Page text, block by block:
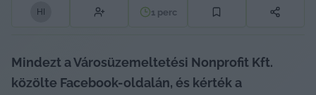
H 1 perc
Mindezt a Városüzemeltetési Nonprofit Kft.
közölte Facebook-oldalán, és kérték a